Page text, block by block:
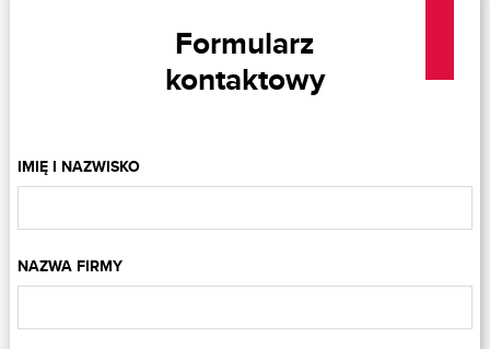
Formularz
kontaktowy
IMIĘ I NAZWISKO
NAZWA FIRMY